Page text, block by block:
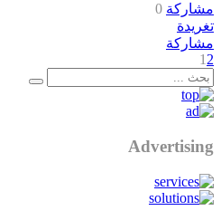
مشاركة 0
تغريدة
مشاركة
1 2
Advertising